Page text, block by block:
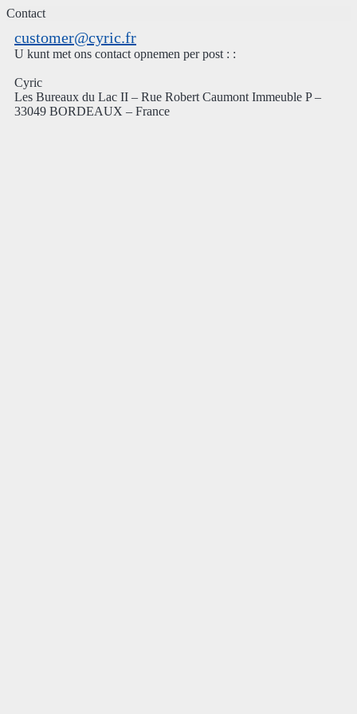
Contact
customer@cyric.fr
U kunt met ons contact opnemen per post : :
Cyric
Les Bureaux du Lac II – Rue Robert Caumont Immeuble P –
33049 BORDEAUX – France